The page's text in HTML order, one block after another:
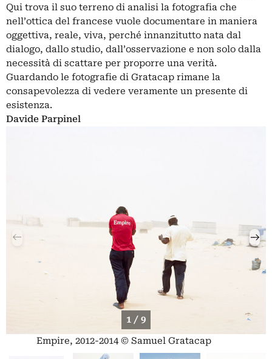
Qui trova il suo terreno di analisi la fotografia che
nell’ottica del francese vuole documentare in maniera
oggettiva, reale, viva, perché innanzitutto nata dal
dialogo, dallo studio, dall’osservazione e non solo dalla
necessità di scattare per proporre una verità.
Guardando le fotografie di Gratacap rimane la
consapevolezza di vedere veramente un presente di
esistenza.
Davide Parpinel
1 / 9
Empire, 2012-2014 © Samuel Gratacap